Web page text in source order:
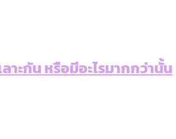
ะกัน หรือมีอะไรมากกว่านั้น